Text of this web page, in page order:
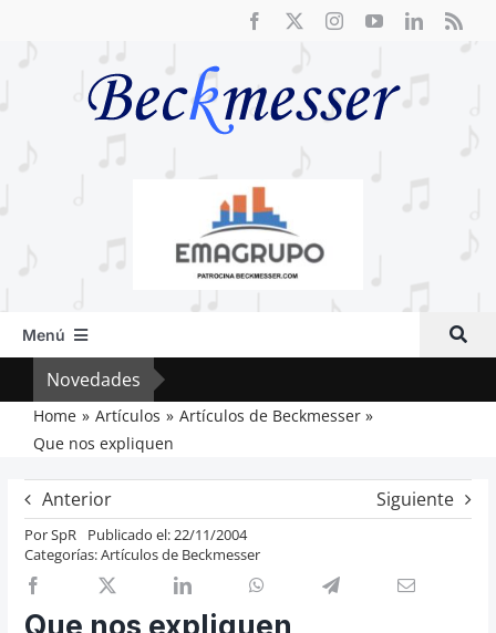
Menú
Inicio
Actual
Artículos
Crítica
Previos de ópera
Entrevistas
Recomendación
Novedades
Home Artículos
Artículos de Beckmesser
Que nos expliquen
Anterior Siguiente
PorSpR
Publicado el: 22/11/2004
Categorías:Artículos de Beckmesser
Que nos expliquen